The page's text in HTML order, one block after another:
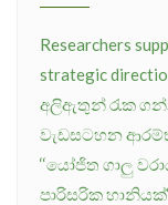
Researchers
strategic
අලිඇතුන් රැක
වැඩසටහන
‘‘යෝජිත ගාලු
පාරිසරික